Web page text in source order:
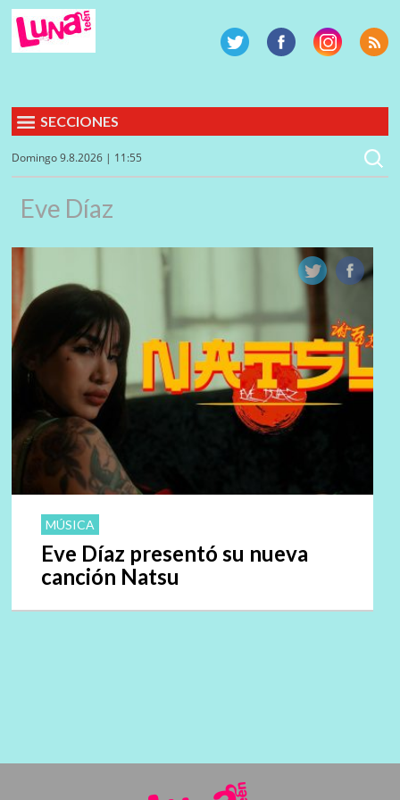
SECCIONES
Domingo 9.8.2026 | 11:55
Eve Díaz
MÚSICA
Eve Díaz presentó su nueva
canción Natsu